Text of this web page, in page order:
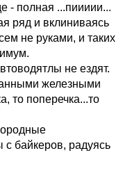
- полная ...пиииии...
ряд и вклиниваясь
не руками, и таких
не ездят.
железными
то поперечка...то
байкеров, радуясь